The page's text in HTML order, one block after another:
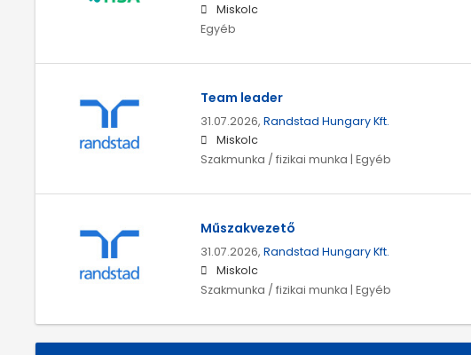
Miskolc
Egyéb
Team leader
31.07.2026, Randstad Hungary Kft.
Miskolc
Szakmunka / fizikai munka | Egyéb
Műszakvezető
31.07.2026, Randstad Hungary Kft.
Miskolc
Szakmunka / fizikai munka | Egyéb